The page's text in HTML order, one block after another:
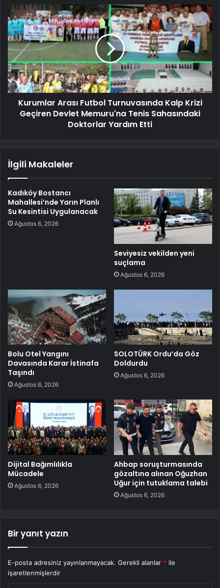
Kurumlar Arası Futbol Turnuvasında Kalp Krizi
Geçiren Devlet Memuru'na Tenis Sahasındaki
Doktorlar Yardım Etti
İlgili Makaleler
Kadıköy Bostancı
Mahallesi’nde Yarın Planlı
Su Kesintisi Uygulanacak
Ağustos 6, 2026
Seviyesiz vekilden yeni
suçlama
Ağustos 6, 2026
Bolu Otel Yangını
Davasında Karar İstinafa
Taşındı
Ağustos 6, 2026
SOLOTÜRK Ordu’da Göz
Doldurdu
Ağustos 6, 2026
Dijital Bağımlılıkla
Mücadele
Ağustos 6, 2026
Ahbap soruşturmasında
gözaltına alınan Oğuzhan
Uğur için tutuklama talebi
Ağustos 6, 2026
Bir yanıt yazın
E-posta adresiniz yayınlanmayacak. Gerekli alanlar * ile
işaretlenmişlerdir